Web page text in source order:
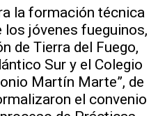
la formación técnica
los jóvenes fueguinos,
de Tierra del Fuego,
Sur y el Colegio
Martín Marte”, de
el convenio